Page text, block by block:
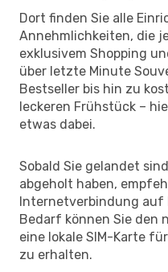
Dort finden Sie alle
Annehmlichkeiten, die
exklusivem Shopping
über letzte Minute
Bestseller bis hin zu
leckeren Frühstück –
etwas dabei.
Sobald Sie gelandet
abgeholt haben,
Internetverbindung auf
Bedarf können Sie den
eine lokale SIM-Karte
zu erhalten.